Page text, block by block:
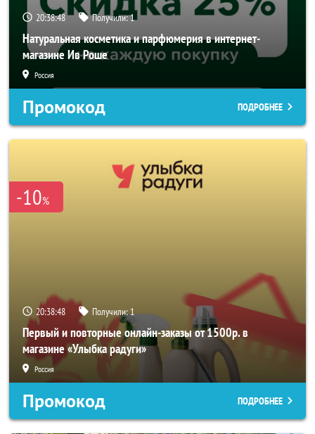
20:38:46 Получили:1
Натуральная косметика и парфюмерия в интернет-
магазине Ив Роше
Россия
Промокод ПОДРОБНЕЕ
-10%
20:38:46 Получили:1
Первый и повторные онлайн-заказы от 1500р. в
магазине «Улыбка радуги»
Россия
Промокод ПОДРОБНЕЕ